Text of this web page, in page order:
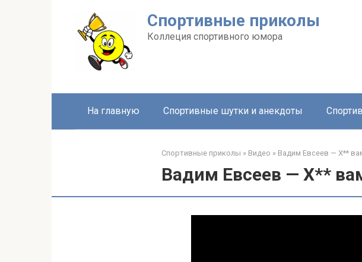
Спортивные приколы
Коллеция спортивного юмора
На главную Спортивные шутки и анекдоты
Спортивные приколы » Видео » Вадим Евсеев — Х**
Вадим Евсеев — Х**